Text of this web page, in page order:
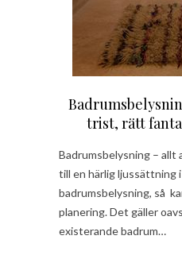
trist, rätt
Badrumsbelysning – allt
till en härlig ljussättning
badrumsbelysning, så
planering. Det gäller
existerande badrum…